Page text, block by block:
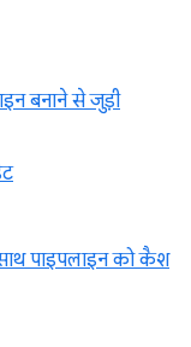
बनाने से जुड़ी
पाइपलाइन को कैश